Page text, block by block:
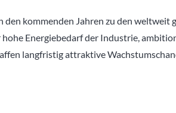
den kommenden Jahren zu den
Energiebedarf der Industrie,
langfristig attraktive